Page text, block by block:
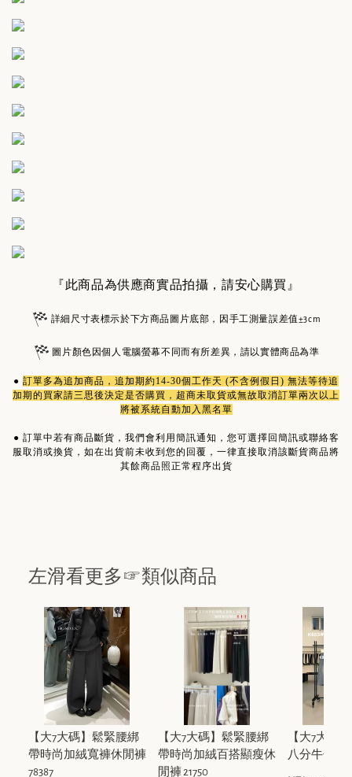
『此商品為供應商實品拍攝，請安心購買』
詳細尺寸表標示於下方商品圖片底部，因手工測量誤差值±3cm
圖片顏色因個人電腦螢幕不同而有所差異，請以實體商品為準
● 訂單多為追加商品 ，追加期約14-30個工作天 (不含例假日) 無法等待追
加期的買家請三思後決定是否購買，超商未取貨或無故取消訂單兩次以上
將被系統自動加入黑名單
● 訂單中若有商品斷貨，我們會利用簡訊通知，您可選擇回簡訊或聯絡客
服取消或換貨，如在出貨前未收到您的回覆，一律直接取消該斷貨商品將
其餘商品照正常程序出貨
左滑看更多☞類似商品
【大7大碼】鬆緊腰綁
帶時尚加絨寬褲休閒褲
78387
【大7大碼】鬆緊腰綁
帶時尚加絨百搭顯瘦休
閒褲 21750
【大7大碼
八分牛仔褲